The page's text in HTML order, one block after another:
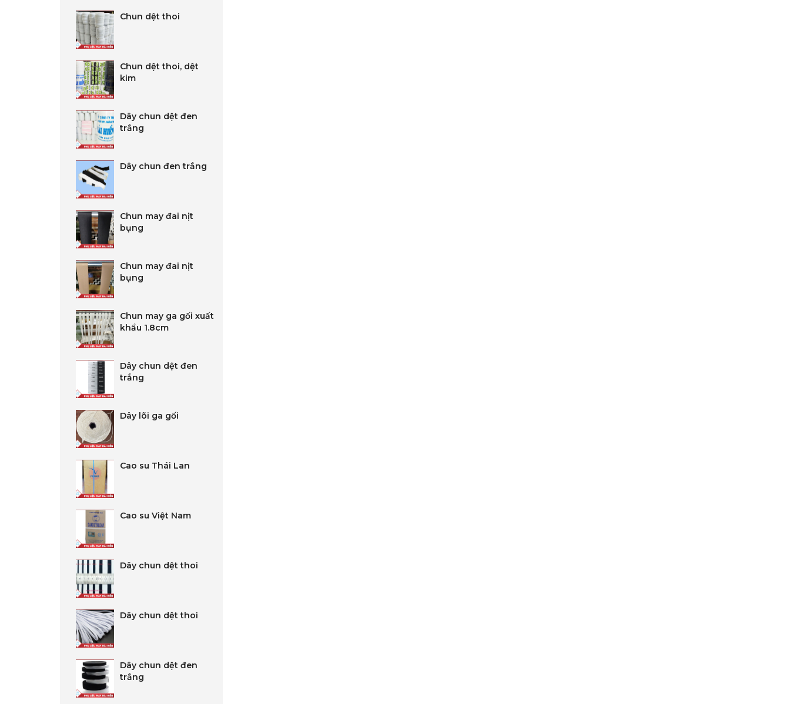
Chun dệt thoi
Chun dệt thoi, dệt
kim
Dây chun dệt đen
trắng
Dây chun đen trắng
Chun may đai nịt
bụng
Chun may đai nịt
bụng
Chun may ga gối xuất
khẩu 1.8cm
Dây chun dệt đen
trắng
Dây lõi ga gối
Cao su Thái Lan
Cao su Việt Nam
Dây chun dệt thoi
Dây chun dệt thoi
Dây chun dệt đen
trắng